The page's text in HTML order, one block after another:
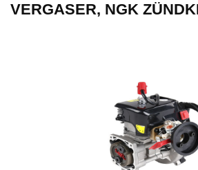
VERGASER, NGK